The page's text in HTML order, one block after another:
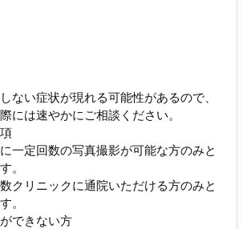
ない症状が現れる可能性があるので、
には速やかにご相談ください。
一定回数の写真撮影が可能な方のみと
。
クリニックに通院いただける方のみと
。
できない方